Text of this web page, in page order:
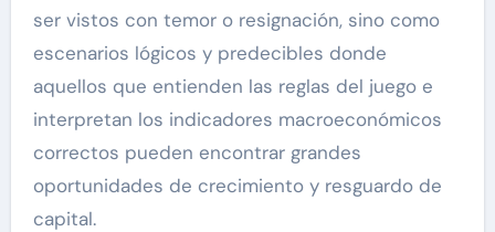
ser vistos con temor o resignación, sino como
escenarios lógicos y predecibles donde
aquellos que entienden las reglas del juego e
interpretan los indicadores macroeconómicos
correctos pueden encontrar grandes
oportunidades de crecimiento y resguardo de
capital.